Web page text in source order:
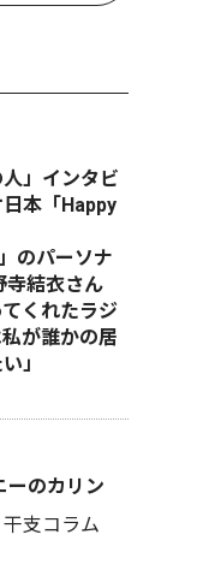
止で
たた
北つな
える地域
」インタビ
本「Happy
のパーソナ
寺結衣さん
てくれたラジ
が誰かの居
」
ーのカリン
支コラム